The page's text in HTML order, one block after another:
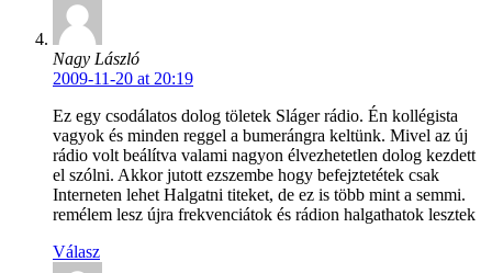
Nagy László
2009-11-20 at 20:19
Ez egy csodálatos dolog töletek Sláger rádio. Én kollégista
vagyok és minden reggel a bumerángra keltünk. Mivel az új
rádio volt beálítva valami nagyon élvezhetetlen dolog kezdett
el szólni. Akkor jutott ezszembe hogy befejztetétek csak
Interneten lehet Halgatni titeket, de ez is több mint a semmi.
remélem lesz újra frekvenciátok és rádion halgathatok lesztek
Válasz